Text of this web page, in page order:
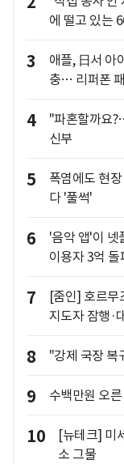
에 떨고 있는
3
애플, 日서 아
충… 리퍼폰
4
"파혼할까요
신부
5
폭염에도 현
다 '풀썩'
6
'음악 앱'이
이용자 3억 돌
7
[줌인] 호르
지도자 잠행·
8 "강제 국장 복
9 수백만원 오
10
[뉴테크] 미
소 그물